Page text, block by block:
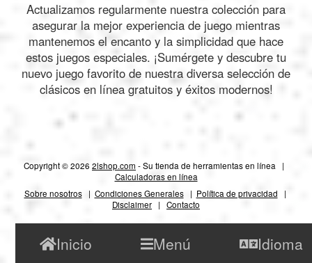
Actualizamos regularmente nuestra colección para
asegurar la mejor experiencia de juego mientras
mantenemos el encanto y la simplicidad que hace
estos juegos especiales. ¡Sumérgete y descubre tu
nuevo juego favorito de nuestra diversa selección de
clásicos en línea gratuitos y éxitos modernos!
Copyright © 2026 2lshop.com - Su tienda de herramientas en línea |
Calculadoras en línea
Sobre nosotros| Condiciones Generales| Política de privacidad |
Disclaimer | Contacto
Inicio Menú Idioma